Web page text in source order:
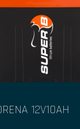
12V10AH